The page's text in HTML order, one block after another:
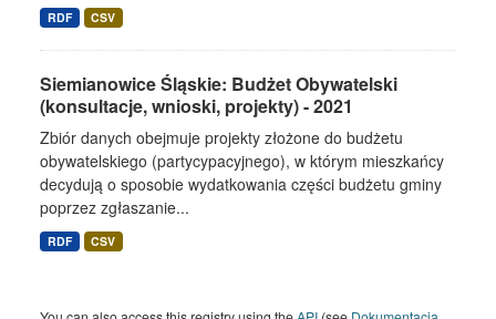
RDF CSV
Siemianowice Śląskie: Budżet Obywatelski
(konsultacje, wnioski, projekty) - 2021
Zbiór danych obejmuje projekty złożone do budżetu
obywatelskiego (partycypacyjnego), w którym mieszkańcy
decydują o sposobie wydatkowania części budżetu gminy
poprzez zgłaszanie...
RDF CSV